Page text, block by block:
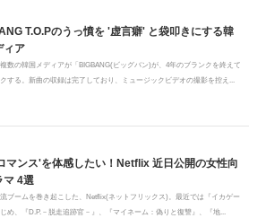
T.O.Pのうっ憤を '虚言癖' と袋叩きにする韓
ィア
数の韓国メディアが「BIGBANG(ビッグバン)が、4年のブランクを終えて
する。新曲の収録は完了しており、ミュージックビデオの撮影を控え...
マンス'を体感したい！Netflix 近日公開の女性向
マ 4選
ブームを巻き起こした、Netflix(ネットフリックス)。最近では『イカゲー
め、『D.P.－脱走追跡官－』、『マイネーム：偽りと復讐』、『地...